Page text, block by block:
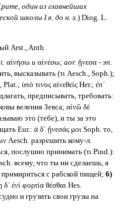
один из главнейших
школы I в. до н. э.) Diog. L.
Arst., Anth.
αἰνήσω и αἰνέσω; aor. ᾔνεσα - эп.
высказывать (τι Aesch., Soph.);
Plat.; ὑπό τινος αἰνεθείς Her.; ἐπ᾽
предписывать, требовать:
веления Зевса; αἰνῶ δὲ
это (тебе), и ты за это
Eur.: ἀ δ᾽ ᾔνεσάς μοι Soph. то,
Aesch. разрешить кому-л.
послушно принимать (τι Pind.):
всему, что ты ни сделаешь, я
примириться с рабской пищей; 6)
ἐνὶ φορτία θέσθαι Hes.
и грузить свои грузы на